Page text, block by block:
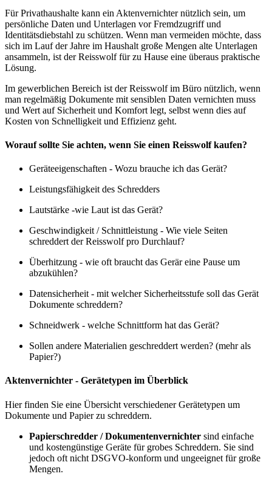
Für Privathaushalte kann ein Aktenvernichter nützlich sein, um
persönliche Daten und Unterlagen vor Fremdzugriff und
Identitätsdiebstahl zu schützen. Wenn man vermeiden möchte, dass
sich im Lauf der Jahre im Haushalt große Mengen alte Unterlagen
ansammeln, ist der Reisswolf für zu Hause eine überaus praktische
Lösung.
Im gewerblichen Bereich ist der Reisswolf im Büro nützlich, wenn
man regelmäßig Dokumente mit sensiblen Daten vernichten muss
und Wert auf Sicherheit und Komfort legt, selbst wenn dies auf
Kosten von Schnelligkeit und Effizienz geht.
Worauf sollte Sie achten, wenn Sie einen Reisswolf kaufen?
Geräteeigenschaften - Wozu brauche ich das Gerät?
Leistungsfähigkeit des Schredders
Lautstärke -wie Laut ist das Gerät?
Geschwindigkeit / Schnittleistung - Wie viele Seiten
schreddert der Reisswolf pro Durchlauf?
Überhitzung - wie oft braucht das Gerär eine Pause um
abzukühlen?
Datensicherheit - mit welcher Sicherheitsstufe soll das Gerät
Dokumente schreddern?
Schneidwerk - welche Schnittform hat das Gerät?
Sollen andere Materialien geschreddert werden? (mehr als
Papier?)
Aktenvernichter - Gerätetypen im Überblick
Hier finden Sie eine Übersicht verschiedener Gerätetypen um
Dokumente und Papier zu schreddern.
Papierschredder / Dokumentenvernichter sind einfache
und kostengünstige Geräte für grobes Schreddern. Sie sind
jedoch oft nicht DSGVO-konform und ungeeignet für große
Mengen.